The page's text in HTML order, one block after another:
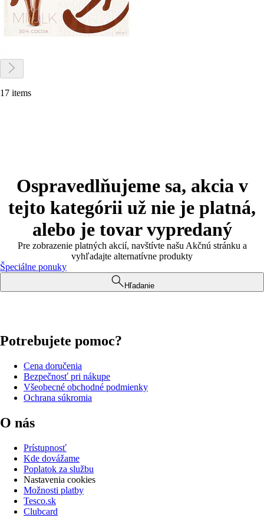
17 items
Ospravedlňujeme sa, akcia v
tejto kategórii už nie je platná,
alebo je tovar vypredaný
Pre zobrazenie platných akcií, navštívte našu Akčnú stránku a
vyhľadajte alternatívne produkty
Špeciálne ponuky
Hľadanie
Potrebujete pomoc?
Cena doručenia
Bezpečnosť pri nákupe
Všeobecné obchodné podmienky
Ochrana súkromia
O nás
Prístupnosť
Kde dovážame
Poplatok za službu
Nastavenia cookies
Možnosti platby
Tesco.sk
Clubcard